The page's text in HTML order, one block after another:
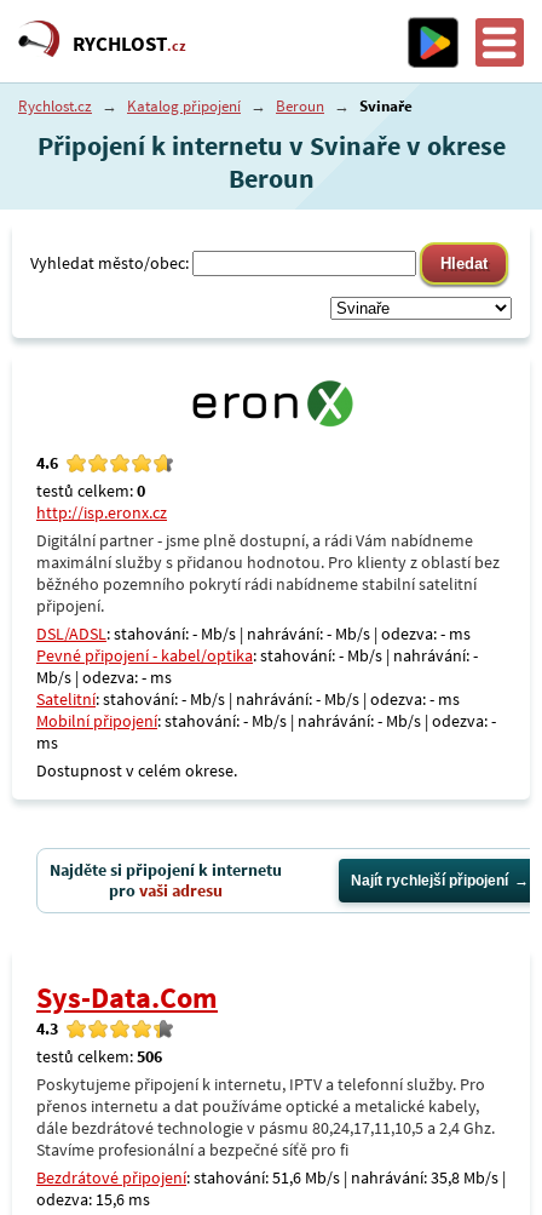
RYCHLOST.cz
Rychlost.cz → Katalog připojení → Beroun → Svinaře
Připojení k internetu v Svinaře v okrese
Beroun
Vyhledat město/obec:
4.6
testů celkem:0
http://isp.eronx.cz
Digitální partner - jsme plně dostupní, a rádi Vám nabídneme
maximální služby s přidanou hodnotou. Pro klienty z oblastí bez
běžného pozemního pokrytí rádi nabídneme stabilní satelitní
připojení.
DSL/ADSL: stahování: - Mb/s | nahrávání: - Mb/s | odezva: - ms
Pevné připojení - kabel/optika: stahování: - Mb/s | nahrávání: -
Mb/s | odezva: - ms
Satelitní: stahování: - Mb/s | nahrávání: - Mb/s | odezva: - ms
Mobilní připojení: stahování: - Mb/s | nahrávání: - Mb/s | odezva: -
ms
Dostupnost v celém okrese.
Najděte si připojení k internetu
provaši adresu Najít rychlejší připojení
Sys-Data.Com
4.3
testů celkem:506
Poskytujeme připojení k internetu, IPTV a telefonní služby. Pro
přenos internetu a dat používáme optické a metalické kabely,
dále bezdrátové technologie v pásmu 80,24,17,11,10,5 a 2,4 Ghz.
Stavíme profesionální a bezpečné síťě pro fi
Bezdrátové připojení: stahování: 51,6 Mb/s | nahrávání: 35,8 Mb/s |
odezva: 15,6 ms